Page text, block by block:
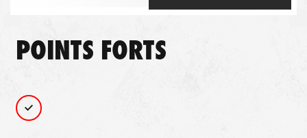
POINTS FORTS